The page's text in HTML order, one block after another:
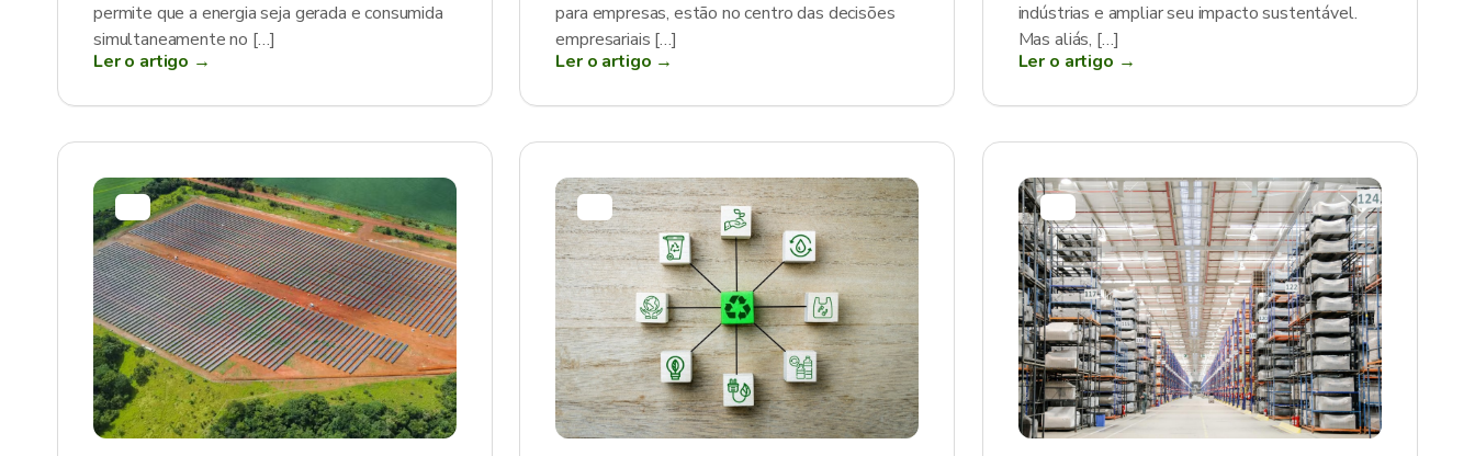
permite que a energia seja gerada e consumida
simultaneamente no […]
Ler o artigo →
para empresas, estão no centro das decisões
empresariais […]
Ler o artigo →
indústrias e ampliar seu impacto sustentável.
Mas aliás, […]
Ler o artigo →